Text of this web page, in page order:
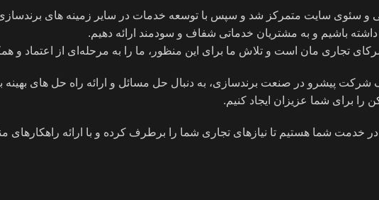
و سئوی سایت متمرکز شد و سپس با توسعه خدمات در سایر زمینه های
باشیم و به مشتریان خدماتی شفاف و سودمند ارائه دهیم.
تجاری مان است و تلاش ما برای این منظور، ما را به مرحله‌ای از اعتماد و
شرکت پیشرو در صنعت برندسازی، به دنبال حل مسائل و ارائه راه حل های بهینه
را برای شما عزیزان ایجاد کنیم.
در خدمت شما هستیم تا نیازهای تجاری شما را برطرف کرده و با ارائه